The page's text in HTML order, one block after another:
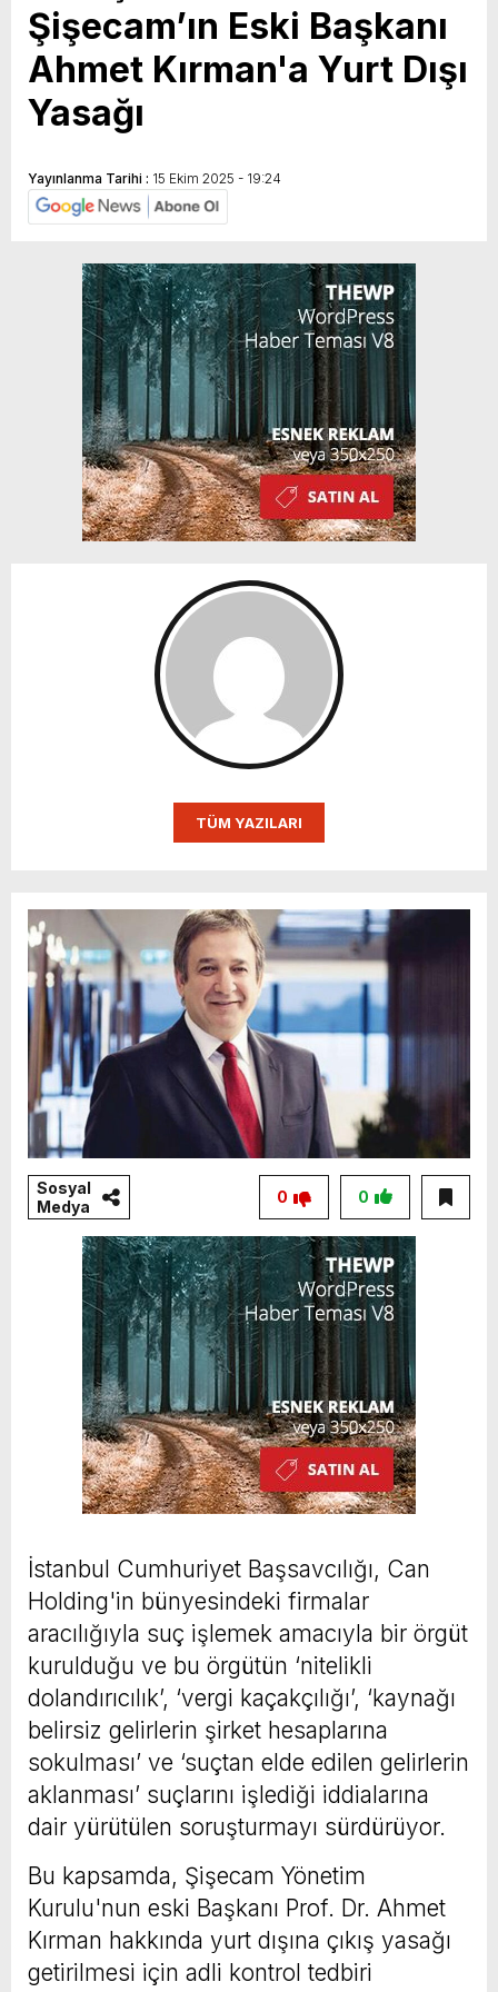
Şişecam’ın Eski Başkanı
Ahmet Kırman'a Yurt Dışı
Yasağı
Yayınlanma Tarihi : 15 Ekim 2025 - 19:24
TÜM YAZILARI
Sosyal
Medya
0
0
İstanbul Cumhuriyet Başsavcılığı, Can
Holding'in bünyesindeki firmalar
aracılığıyla suç işlemek amacıyla bir örgüt
kurulduğu ve bu örgütün ‘nitelikli
dolandırıcılık’, ‘vergi kaçakçılığı’, ‘kaynağı
belirsiz gelirlerin şirket hesaplarına
sokulması’ ve ‘suçtan elde edilen gelirlerin
aklanması’ suçlarını işlediği iddialarına
dair yürütülen soruşturmayı sürdürüyor.
Bu kapsamda, Şişecam Yönetim
Kurulu'nun eski Başkanı Prof. Dr. Ahmet
Kırman hakkında yurt dışına çıkış yasağı
getirilmesi için adli kontrol tedbiri